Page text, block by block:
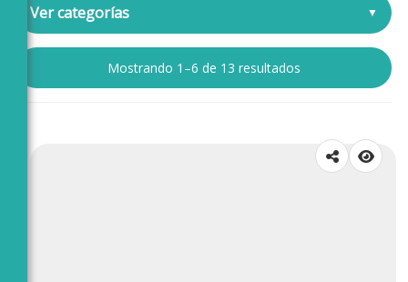
Ver categorías
Mostrando 1–6 de 13 resultados